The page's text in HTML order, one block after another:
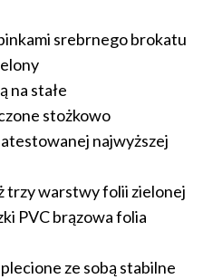
srebrnego brokatu
na stałe
stożkowo
atestowanej najwyższej
trzy warstwy folii zielonej
PVC brązowa folia
ze sobą stabilne